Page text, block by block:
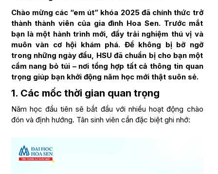
Chào mừng các “em út” khóa 2025 đã chính thức trở
thành thành viên của gia đình Hoa Sen. Trước mắt
bạn là một hành trình mới, đầy trải nghiệm thú vị và
muôn vàn cơ hội khám phá. Để không bị bỡ ngỡ
trong những ngày đầu, HSU đã chuẩn bị cho bạn một
cẩm nang bỏ túi – nơi tổng hợp tất cả thông tin quan
trọng giúp bạn khởi động năm học mới thật suôn sẻ.
1. Các mốc thời gian quan trọng
Năm học đầu tiên sẽ bắt đầu với nhiều hoạt động chào
đón và định hướng. Tân sinh viên cần đặc biệt ghi nhớ: